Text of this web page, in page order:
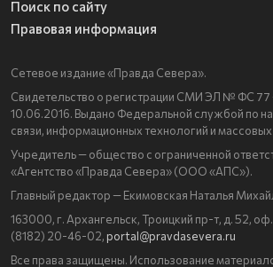
Поиск по сайту
Правовая информация
Сетевое издание «Правда Севера».
Свидетельство о регистрации СМИ ЭЛ № ФС
10.06.2016. Выдано Федеральной службой по
связи, информационных технологий и
Учредитель — общество с ограниченной
«Агентство «Правда Севера» (ООО «АПС»).
Главный редактор — Екимовская Наталья
163000, г. Архангельск, Троицкий пр-т, д. 52,
(8182) 20-46-02, portal@pravdasevera.ru
Все права защищены. Использование